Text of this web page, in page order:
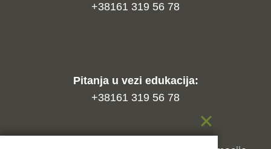
+38161 319 56 78
Pitanja u vezi edukacija:
+38161 319 56 78